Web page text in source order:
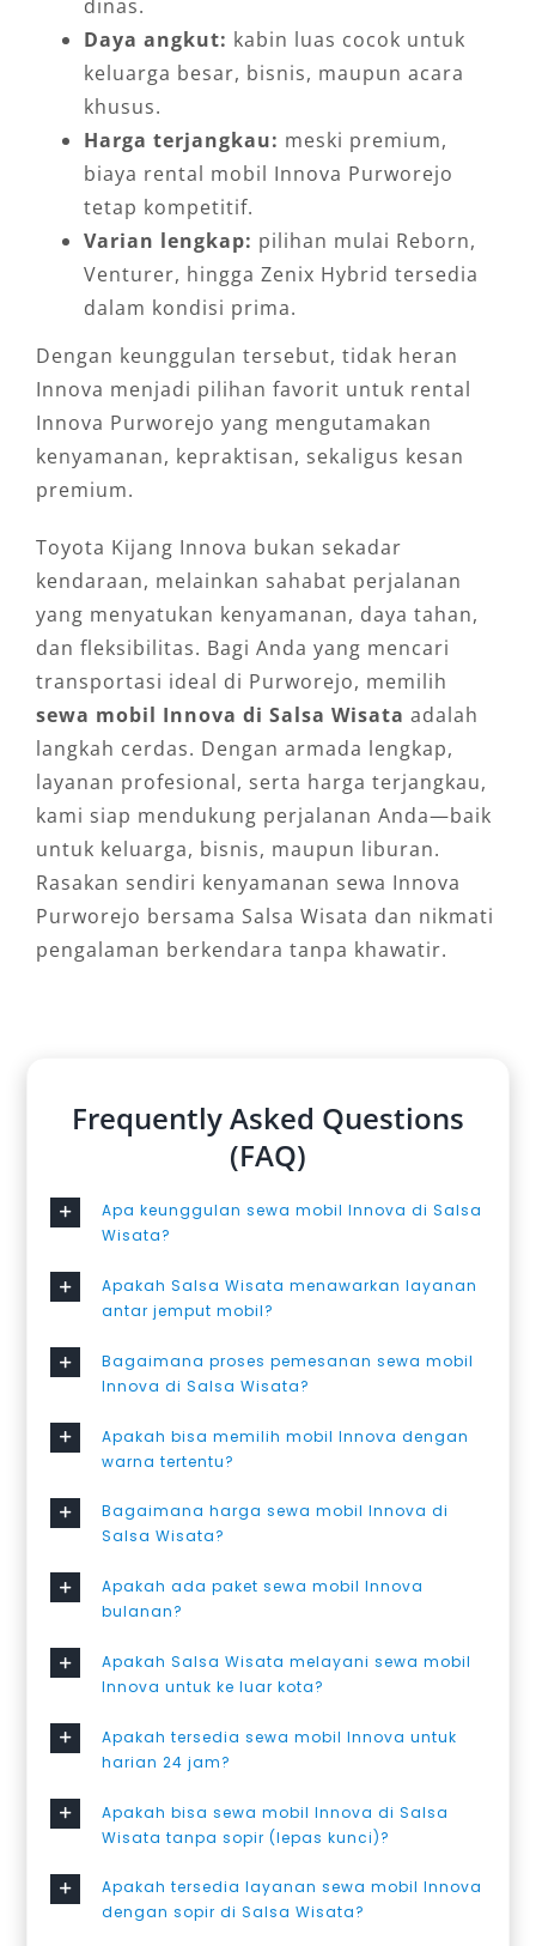
dinas.
Daya angkut: kabin luas cocok untuk
keluarga besar, bisnis, maupun acara
khusus.
Harga terjangkau: meski premium,
biaya rental mobil Innova Purworejo
tetap kompetitif.
Varian lengkap: pilihan mulai Reborn,
Venturer, hingga Zenix Hybrid tersedia
dalam kondisi prima.
Dengan keunggulan tersebut, tidak heran
Innova menjadi pilihan favorit untuk rental
Innova Purworejo yang mengutamakan
kenyamanan, kepraktisan, sekaligus kesan
premium.
Toyota Kijang Innova bukan sekadar
kendaraan, melainkan sahabat perjalanan
yang menyatukan kenyamanan, daya tahan,
dan fleksibilitas. Bagi Anda yang mencari
transportasi ideal di Purworejo, memilih
sewa mobil Innova di Salsa Wisata adalah
langkah cerdas. Dengan armada lengkap,
layanan profesional, serta harga terjangkau,
kami siap mendukung perjalanan Anda—baik
untuk keluarga, bisnis, maupun liburan.
Rasakan sendiri kenyamanan sewa Innova
Purworejo bersama Salsa Wisata dan nikmati
pengalaman berkendara tanpa khawatir.
Frequently Asked Questions
(FAQ)
Apa keunggulan sewa mobil Innova di Salsa
Wisata?
Apakah Salsa Wisata menawarkan layanan
antar jemput mobil?
Bagaimana proses pemesanan sewa mobil
Innova di Salsa Wisata?
Apakah bisa memilih mobil Innova dengan
warna tertentu?
Bagaimana harga sewa mobil Innova di
Salsa Wisata?
Apakah ada paket sewa mobil Innova
bulanan?
Apakah Salsa Wisata melayani sewa mobil
Innova untuk ke luar kota?
Apakah tersedia sewa mobil Innova untuk
harian 24 jam?
Apakah bisa sewa mobil Innova di Salsa
Wisata tanpa sopir (lepas kunci)?
Apakah tersedia layanan sewa mobil Innova
dengan sopir di Salsa Wisata?